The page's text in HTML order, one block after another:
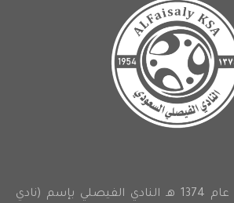
أسس شباب حرمه عام 1374 هـ النادي الفيصلي بإسم (نادي